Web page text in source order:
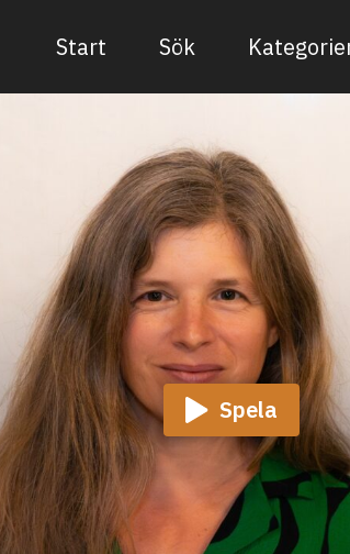
Start Sök
Bild och
Dans
Musik
Teater
Spela